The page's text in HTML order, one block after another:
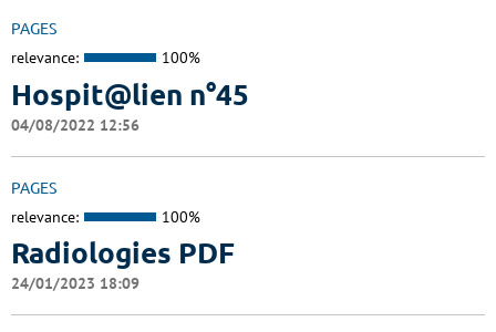
PAGES
relevance: 100%
Hospit@lien n°45
04/08/2022 12:56
PAGES
relevance: 100%
Radiologies PDF
24/01/2023 18:09